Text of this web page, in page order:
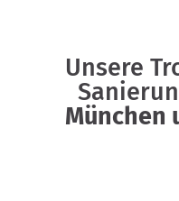
Unsere
München